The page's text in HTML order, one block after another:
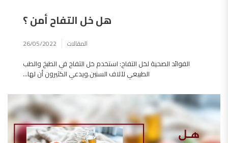
هل خل التفاح أمن ؟
26/05/2022 المقالات
الفوائد الصحية لخل التفاح: استخدم خل التفاح في الطبخ والطب
الطبيعي لآلاف السنين.ويدعي الكثيرون أن لها...